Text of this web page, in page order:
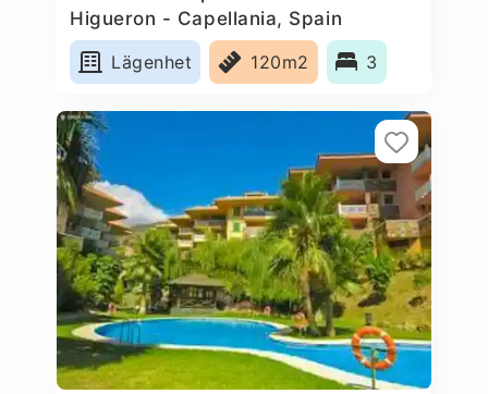
Higueron - Capellania, Spain
Lägenhet
120m2 3